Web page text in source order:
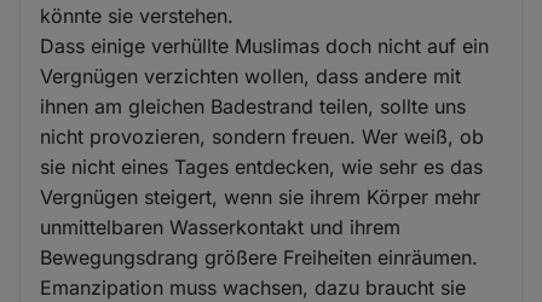
könnte sie verstehen.
Dass einige verhüllte Muslimas doch nicht auf ein
Vergnügen verzichten wollen, dass andere mit
ihnen am gleichen Badestrand teilen, sollte uns
nicht provozieren, sondern freuen. Wer weiß, ob
sie nicht eines Tages entdecken, wie sehr es das
Vergnügen steigert, wenn sie ihrem Körper mehr
unmittelbaren Wasserkontakt und ihrem
Bewegungsdrang größere Freiheiten einräumen.
Emanzipation muss wachsen, dazu braucht sie